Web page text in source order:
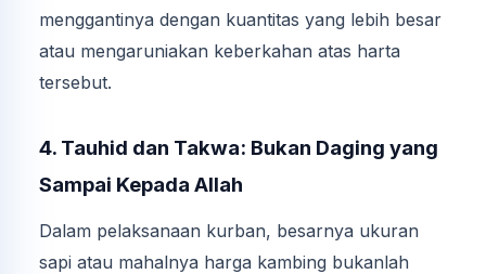
menggantinya dengan kuantitas yang lebih besar
atau mengaruniakan keberkahan atas harta
tersebut.
4. Tauhid dan Takwa: Bukan Daging yang
Sampai Kepada Allah
Dalam pelaksanaan kurban, besarnya ukuran
sapi atau mahalnya harga kambing bukanlah